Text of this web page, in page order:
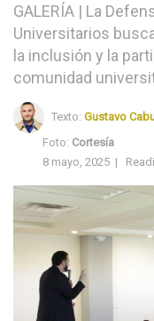
GALERÍA | La
Universitarios
la inclusión y la
comunidad
Texto: Gustavo
Foto: Cortesía
8 mayo, 2025 |